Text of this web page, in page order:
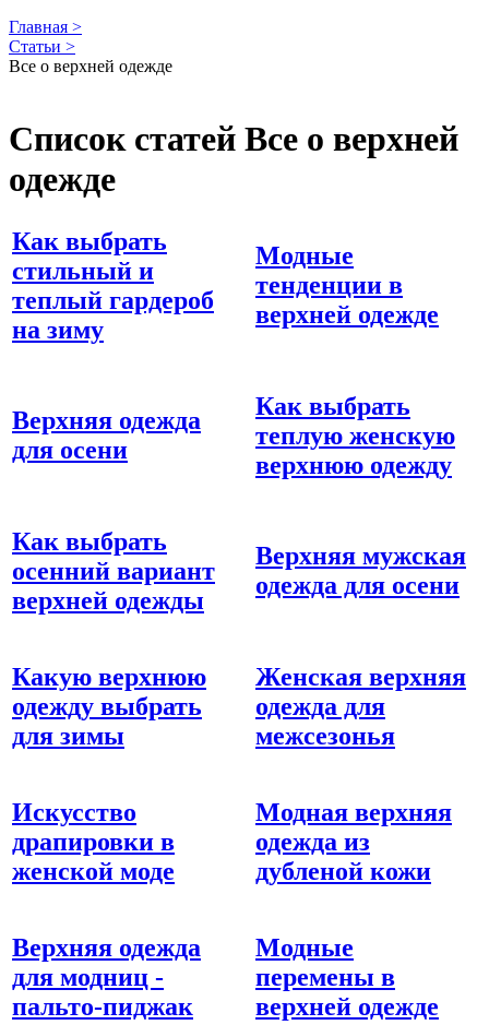
Главная >
Статьи >
Все о верхней одежде
Список статей Все о верхней
одежде
Как выбрать
стильный и
теплый гардероб
на зиму
Модные
тенденции в
верхней одежде
Верхняя одежда
для осени
Как выбрать
теплую женскую
верхнюю одежду
Как выбрать
осенний вариант
верхней одежды
Верхняя мужская
одежда для осени
Какую верхнюю
одежду выбрать
для зимы
Женская верхняя
одежда для
межсезонья
Искусство
драпировки в
женской моде
Модная верхняя
одежда из
дубленой кожи
Верхняя одежда
для модниц -
пальто-пиджак
Модные
перемены в
верхней одежде